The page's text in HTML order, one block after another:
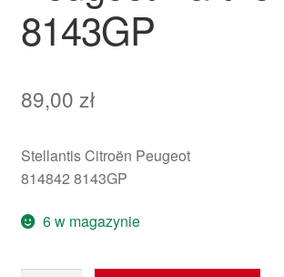
8143GP
89,00 zł
Stellantis Citroën Peugeot
814842 8143GP
6 w magazynie